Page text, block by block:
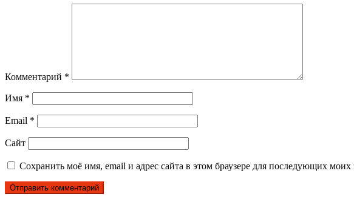
Комментарий *
Имя *
Email *
Сайт
Сохранить моё имя, email и адрес сайта в этом браузере для последующих моих